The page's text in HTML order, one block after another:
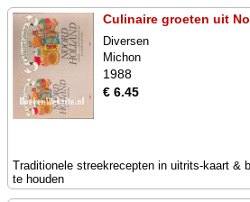
Culinaire groeten uit
Diversen
Michon
1988
€ 6.45
Traditionele streekrecepten in uitrits-kaart &
te houden